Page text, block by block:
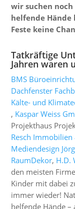
wir suchen
helfende Hände
Feste keine
Tatkräftige
Jahren waren
BMS
Dachfenster
Kälte- und
, Kaspar Weiss
Projekthaus
Resch Immobilien
Mediendesign
RaumDekor, H.D.
den meisten
Kinder mit dabei
immer wieder!
helfende Hände